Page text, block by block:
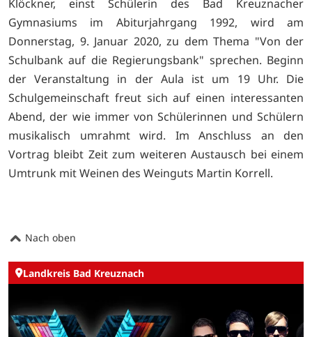
Klöckner, einst Schülerin des Bad Kreuznacher
Gymnasiums im Abiturjahrgang 1992, wird am
Donnerstag, 9. Januar 2020, zu dem Thema "Von der
Schulbank auf die Regierungsbank" sprechen. Beginn
der Veranstaltung in der Aula ist um 19 Uhr. Die
Schulgemeinschaft freut sich auf einen interessanten
Abend, der wie immer von Schülerinnen und Schülern
musikalisch umrahmt wird. Im Anschluss an den
Vortrag bleibt Zeit zum weiteren Austausch bei einem
Umtrunk mit Weinen des Weinguts Martin Korrell.
Nach oben
Landkreis Bad Kreuznach